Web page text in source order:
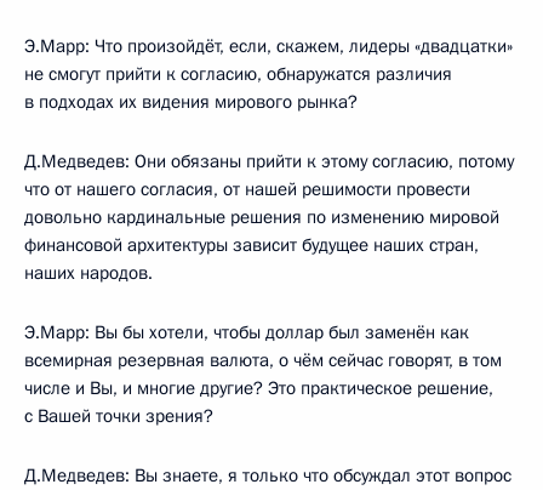
Э.Марр: Что произойдёт, если, скажем, лидеры «двадцатки»
не смогут прийти к согласию, обнаружатся различия
в подходах их видения мирового рынка?
Д.Медведев: Они обязаны прийти к этому согласию, потому
что от нашего согласия, от нашей решимости провести
довольно кардинальные решения по изменению мировой
финансовой архитектуры зависит будущее наших стран,
наших народов.
Э.Марр: Вы бы хотели, чтобы доллар был заменён как
всемирная резервная валюта, о чём сейчас говорят, в том
числе и Вы, и многие другие? Это практическое решение,
с Вашей точки зрения?
Д.Медведев: Вы знаете, я только что обсуждал этот вопрос